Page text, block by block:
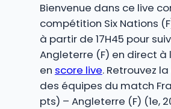
Bienvenue dans ce live
compétition Six Nations
à partir de 17H45 pour
Angleterre (F) en direct à
en score live. Retrouvez
des équipes du match
pts) – Angleterre (F) (1e,